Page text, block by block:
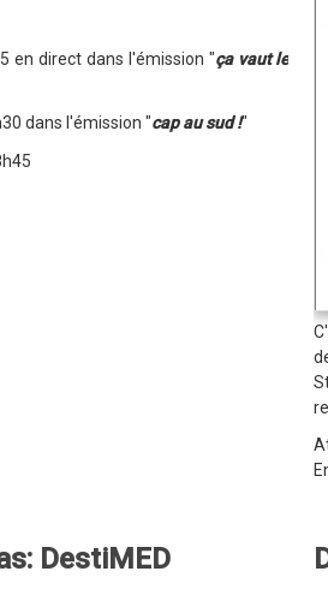
en direct dans l'émission "ça vaut le
dans l'émission "cap au sud !"
DestiMED